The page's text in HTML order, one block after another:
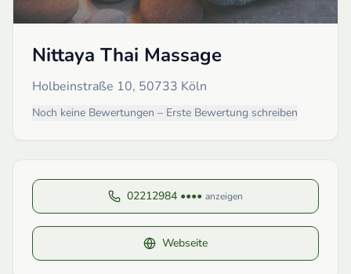
Nittaya Thai Massage
Holbeinstraße 10, 50733 Köln
Noch keine Bewertungen – Erste Bewertung schreiben
02212984 •••• anzeigen
Webseite